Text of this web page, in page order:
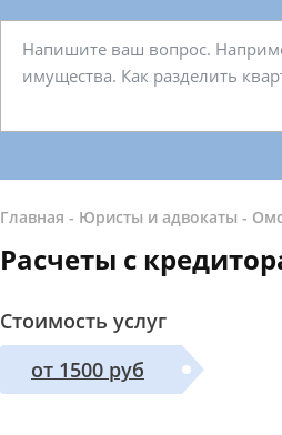
Главная - Юристы и адвокаты -
Расчеты с
Стоимость услуг
от 1500 руб